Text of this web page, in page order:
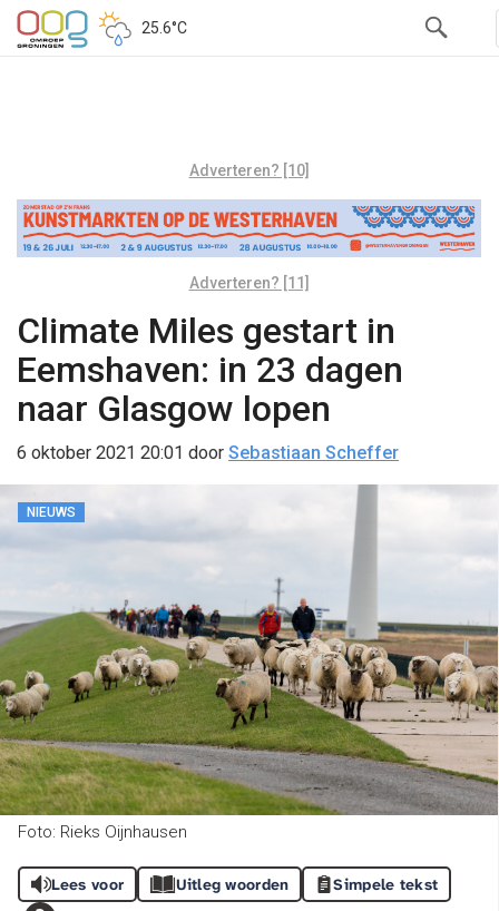
25.6°C
Adverteren? [10]
Adverteren? [11]
Climate Miles gestart in
Eemshaven: in 23 dagen
naar Glasgow lopen
6 oktober 2021 20:01 door Sebastiaan Scheffer
NIEUWS
Foto: Rieks Oijnhausen
Lees voor Uitleg woorden Simpele tekst